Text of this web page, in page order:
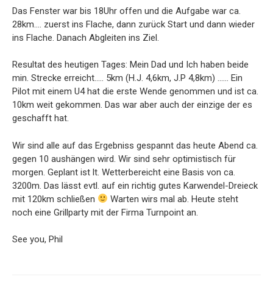
Das Fenster war bis 18Uhr offen und die Aufgabe war ca.
28km…. zuerst ins Flache, dann zurück Start und dann wieder
ins Flache. Danach Abgleiten ins Ziel.
Resultat des heutigen Tages: Mein Dad und Ich haben beide
min. Strecke erreicht….. 5km (H.J. 4,6km, J.P 4,8km) …… Ein
Pilot mit einem U4 hat die erste Wende genommen und ist ca.
10km weit gekommen. Das war aber auch der einzige der es
geschafft hat.
Wir sind alle auf das Ergebniss gespannt das heute Abend ca.
gegen 10 aushängen wird. Wir sind sehr optimistisch für
morgen. Geplant ist lt. Wetterbereicht eine Basis von ca.
3200m. Das lässt evtl. auf ein richtig gutes Karwendel-Dreieck
mit 120km schließen
Warten wirs mal ab. Heute steht
noch eine Grillparty mit der Firma Turnpoint an.
See you, Phil